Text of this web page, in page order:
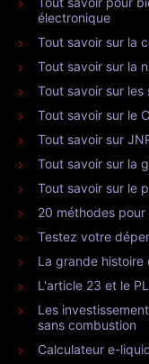
électronique
Tout savoir sur la
Tout savoir sur la
Tout savoir sur les
Tout savoir sur le
Tout savoir sur
Tout savoir sur la
Tout savoir sur le
20 méthodes
Testez votre
La grande histoire
L'article 23 et le
Les
sans combustion
Calculateur e-